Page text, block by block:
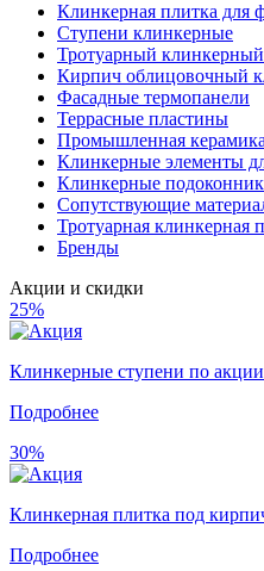
Клинкерная плитка для
Ступени клинкерные
Тротуарный
Кирпич облицовочный
Фасадные термопанели
Террасные пластины
Промышленная керамика
Клинкерные элементы
Клинкерные
Сопутствующие
Тротуарная клинкерная
Бренды
Акции и скидки
25%
Клинкерные ступени по
Подробнее
30%
Клинкерная плитка под
Подробнее